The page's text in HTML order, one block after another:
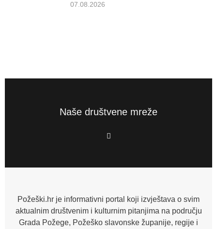
07.08.2026
Naše društvene mreže
F
a
o
f
Požeški.hr je informativni portal koji izvještava o svim
aktualnim društvenim i kulturnim pitanjima na području
Grada Požege, Požeško slavonske županije, regije i